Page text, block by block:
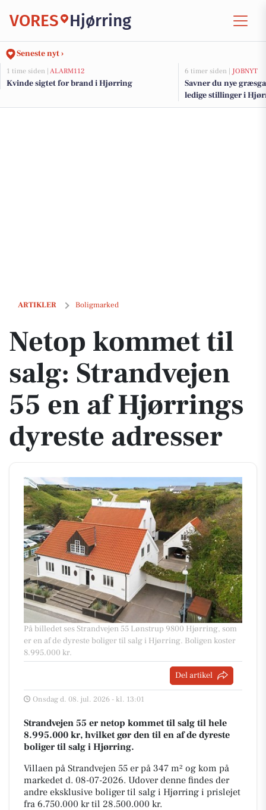
VORES Hjørring
Seneste nyt ›
1 time siden | ALARM112
Kvinde sigtet for brand i Hjørring
6 timer siden | JOBNYT
Savner du nye
ledige stillinger i
ARTIKLER Boligmarked
Netop kommet til salg: Strandvejen 55 en af Hjørrings dyreste
Netop kommet til
salg: Strandvejen
55 en af Hjørrings
dyreste adresser
På billedet ses Strandvejen 55 Lønstrup 9800 Hjørring, som
er en af de dyreste boliger til salg i Hjørring. Boligen koster
8.995.000 kr.
Del artikel
Onsdag d. 08. jul. 2026 - kl. 13:01
Strandvejen 55 er netop kommet til salg til hele
8.995.000 kr, hvilket gør den til en af de dyreste
boliger til salg i Hjørring.
Villaen på Strandvejen 55 er på 347 m² og kom på
markedet d. 08-07-2026. Udover denne findes der
andre eksklusive boliger til salg i Hjørring i prislejet
fra 6.750.000 kr til 28.500.000 kr.